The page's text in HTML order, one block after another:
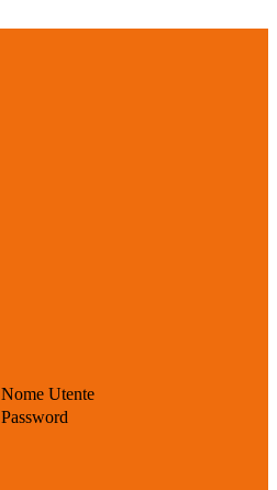
Nome Utente
Password